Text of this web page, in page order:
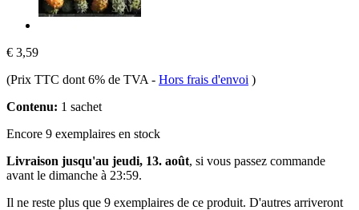
€ 3,59
(Prix TTC dont 6% de TVA - Hors frais d'envoi )
Contenu: 1 sachet
Encore 9 exemplaires en stock
Livraison jusqu'au jeudi, 13. août, si vous passez commande
avant le dimanche à 23:59.
Il ne reste plus que 9 exemplaires de ce produit. D'autres arriveront